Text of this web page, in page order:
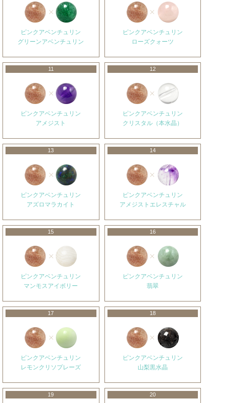
ピンクアベンチュリン
グリーンアベンチュリン
ピンクアベンチュリン
ローズクォーツ
11
ピンクアベンチュリン
アメジスト
12
ピンクアベンチュリン
クリスタル（本水晶）
13
ピンクアベンチュリン
アズロマラカイト
14
ピンクアベンチュリン
アメジストエレスチャル
15
ピンクアベンチュリン
マンモスアイボリー
16
ピンクアベンチュリン
翡翠
17
ピンクアベンチュリン
レモンクリソプレーズ
18
ピンクアベンチュリン
山梨黒水晶
19 20